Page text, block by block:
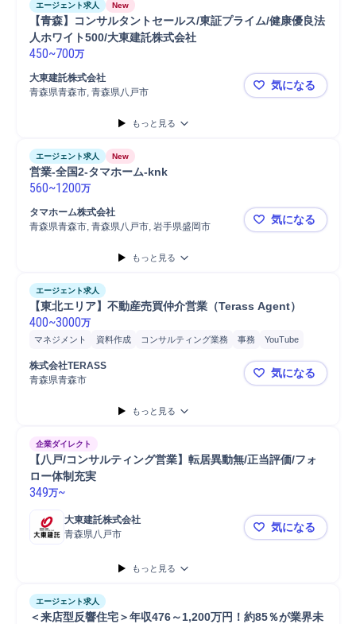
エージェント求人 New
【青森】コンサルタントセールス/東証プライム/健康優良法
人ホワイト500/大東建託株式会社
450~700万
大東建託株式会社
青森県青森市, 青森県八戸市
【青森】コ
気になる
もっと見る
エージェント求人 New
営業-全国2-タマホーム-knk
560~1200万
タマホーム株式会社
青森県青森市, 青森県八戸市, 岩手県盛岡市
営業-全国2-
気になる
もっと見る
エージェント求人
【東北エリア】不動産売買仲介営業（Terass Agent）
400~3000万
マネジメント 資料作成 コンサルティング業務 事務
YouTube
提案
営業
株式会社TERASS
青森県青森市
【東北エリ
気になる
もっと見る
企業ダイレクト
【八戸/コンサルティング営業】転居異動無/正当評価/フォ
ロー体制充実
349万~
大東建託株式会社
青森県八戸市
【八戸/コン
気になる
もっと見る
エージェント求人
＜来店型反響住宅＞年収476～1,200万円！約85％が業界未